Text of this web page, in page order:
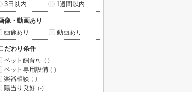
3日以内
1週間以内
像・動画あり
画像あり
動画あり
だわり条件
ペット飼育可 (-)
ペット専用設備 (-)
楽器相談 (-)
陽当り良好 (-)